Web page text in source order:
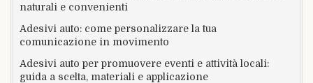
naturali e convenienti
Adesivi auto: come personalizzare la tua
comunicazione in movimento
Adesivi auto per promuovere eventi e attività locali:
guida a scelta, materiali e applicazione